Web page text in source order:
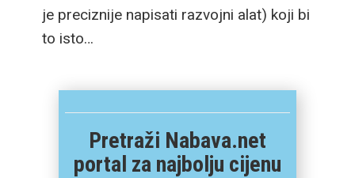
je preciznije napisati razvojni alat) koji bi
to isto…
Pretraži Nabava.net
portal za najbolju cijenu